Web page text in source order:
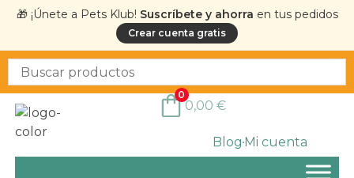
🎁 ¡Únete a Pets Klub! Suscríbete y ahorra en tus pedidos
Crear cuenta gratis
BlogMi cuenta
0
0,00 €